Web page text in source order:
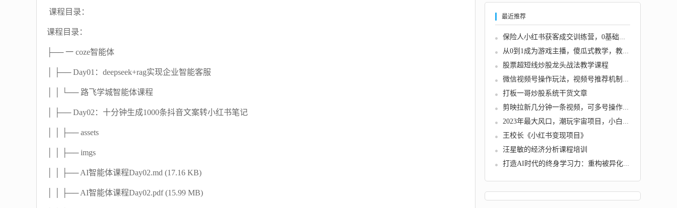
课程目录：
课程目录：
├── 一 coze智能体
│ ├── Day01：deepseek+rag实现企业智能客服
│ │ └── 路飞学城智能体课程
│ ├── Day02：十分钟生成1000条抖音文案转小红书笔记
│ │ ├── assets
│ │ ├── imgs
│ │ ├── AI智能体课程Day02.md (17.16 KB)
│ │ ├── AI智能体课程Day02.pdf (15.99 MB)
最近推荐
保险人小红书获客成交训练营，0基础高效玩转小...
从0到1成为游戏主播，傻瓜式教学，教授如何起...
股票超短线炒股龙头战法教学课程
微信视频号操作玩法，视频号推荐机制，涨粉方...
打板一哥炒股系统干货文章
剪映拉新几分钟一条视频，可多号操作，单条视...
2023年最大风口，潮玩宇宙项目，小白可操作，...
王校长《小红书变现项目》
汪星敏的经济分析课程培训
打造AI时代的终身学习力：重构被异化的学习